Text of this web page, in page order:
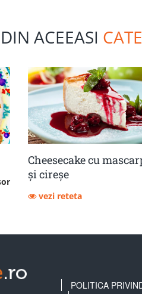
DIN ACEEASI
Cheesecake cu
și cireșe
vezi reteta
POLITICA